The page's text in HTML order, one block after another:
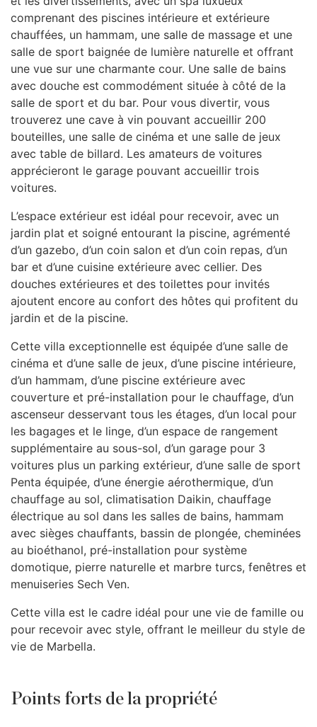
comprenant des piscines intérieure et extérieure
chauffées, un hammam, une salle de massage et une
salle de sport baignée de lumière naturelle et offrant
une vue sur une charmante cour. Une salle de bains
avec douche est commodément située à côté de la
salle de sport et du bar. Pour vous divertir, vous
trouverez une cave à vin pouvant accueillir 200
bouteilles, une salle de cinéma et une salle de jeux
avec table de billard. Les amateurs de voitures
apprécieront le garage pouvant accueillir trois
voitures.
L’espace extérieur est idéal pour recevoir, avec un
jardin plat et soigné entourant la piscine, agrémenté
d’un gazebo, d’un coin salon et d’un coin repas, d’un
bar et d’une cuisine extérieure avec cellier. Des
douches extérieures et des toilettes pour invités
ajoutent encore au confort des hôtes qui profitent du
jardin et de la piscine.
Cette villa exceptionnelle est équipée d’une salle de
cinéma et d’une salle de jeux, d’une piscine intérieure,
d’un hammam, d’une piscine extérieure avec
couverture et pré-installation pour le chauffage, d’un
ascenseur desservant tous les étages, d’un local pour
les bagages et le linge, d’un espace de rangement
supplémentaire au sous-sol, d’un garage pour 3
voitures plus un parking extérieur, d’une salle de sport
Penta équipée, d’une énergie aérothermique, d’un
chauffage au sol, climatisation Daikin, chauffage
électrique au sol dans les salles de bains, hammam
avec sièges chauffants, bassin de plongée, cheminées
au bioéthanol, pré-installation pour système
domotique, pierre naturelle et marbre turcs, fenêtres et
menuiseries Sech Ven.
Cette villa est le cadre idéal pour une vie de famille ou
pour recevoir avec style, offrant le meilleur du style de
vie de Marbella.
Points forts de la propriété